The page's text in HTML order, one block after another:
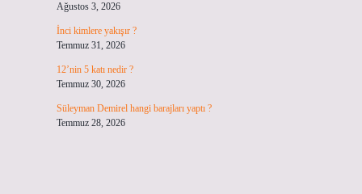
Ağustos 3, 2026
İnci kimlere yakışır ?
Temmuz 31, 2026
12’nin 5 katı nedir ?
Temmuz 30, 2026
Süleyman Demirel hangi barajları yaptı ?
Temmuz 28, 2026